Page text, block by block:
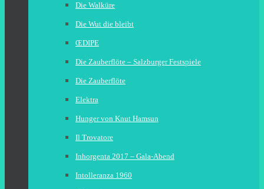
Die Walküre
Die Wut die bleibt
ŒDIPE
Die Zauberflöte – Salzburger Festspiele
Die Zauberflöte
Elektra
Hunger von Knut Hamsun
Il Trovatore
Inhorgenta 2017 – Gala-Abend
Intolleranza 1960